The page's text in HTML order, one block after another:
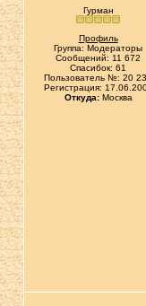
Гурман
Профиль
Группа: Модераторы
Сообщений: 11 672
Спасибок: 61
Пользователь №: 20
Регистрация:
Откуда:Москва